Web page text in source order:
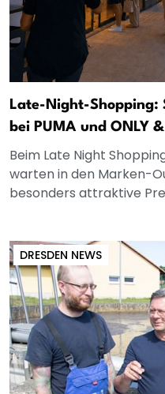
Late-Night-
bei PUMA und ONLY
Beim Late Night
warten in den Marken-
besonders attraktive
DRESDEN NEWS